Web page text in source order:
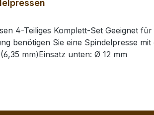
4-Teiliges Komplett-Set Geeignet
benötigen Sie eine Spindelpresse
mm)Einsatz unten: Ø 12 mm